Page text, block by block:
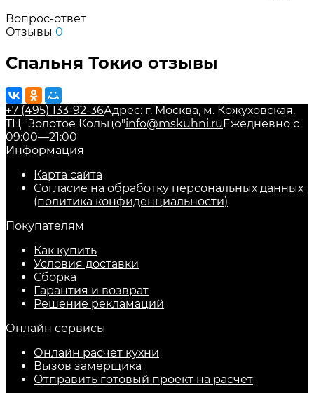
Вопрос-ответ
Отзывы 0
Спальня Токио отзывы
+7 (495) 133-92-36Адрес: г. Москва, м. Кожуховская,
ТЦ "Золотое Кольцо"info@mskuhni.ru Ежедневно с
09:00—21:00
Информация
Карта сайта
Согласие на обработку персональных данных
(политика конфиденциальности)
Покупателям
Как купить
Условия доставки
Сборка
Гарантия и возврат
Решение рекламаций
Онлайн сервисы
Онлайн расчет кухни
Вызов замерщика
Отправить готовый проект на расчет